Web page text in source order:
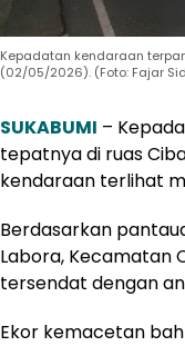
Kepadatan kendaraan
(02/05/2026). (Foto: Fajar
SUKABUMI –
tepatnya di ruas
kendaraan terlihat
Berdasarkan
Labora, Kecamatan
tersendat dengan
Ekor kemacetan